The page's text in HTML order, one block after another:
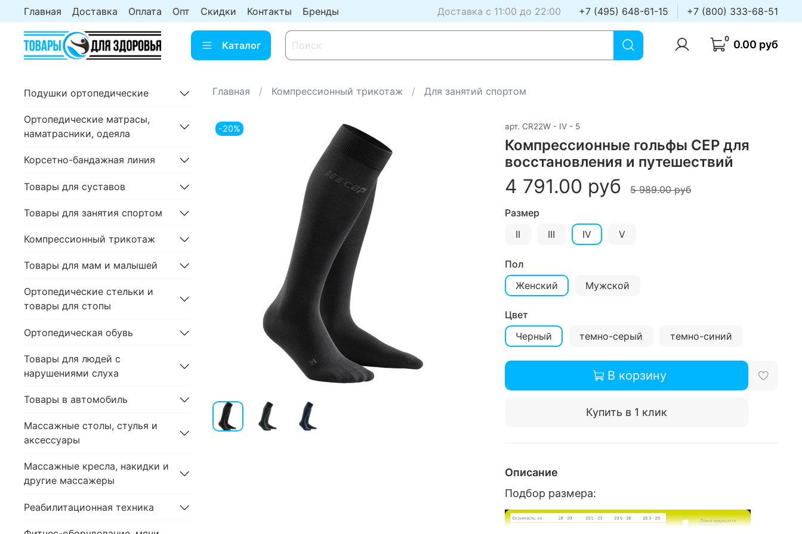
Главная Доставка Оплата Опт Скидки Контакты Бренды Доставка с 11:00 до 22:00 +7 (495) 648-61-15 +7 (800) 333-68-51
Каталог
0 0.00 руб
Главная Компрессионный трикотаж Для занятий спортом
-20% арт. CR22W - IV - 5
Компрессионные гольфы CEP для
восстановления и путешествий
4 791.00 руб
5 989.00 руб
Размер
II
III IV V
Пол
Женский
Мужской
Цвет
Черный
темно-серый темно-синий
В корзину
Купить в 1 клик
Описание
Подбор размера:
Подушки ортопедические
Ортопедические матрасы,
наматрасники, одеяла
Корсетно-бандажная линия
Товары для суставов
Товары для занятия спортом
Компрессионный трикотаж
Товары для мам и малышей
Ортопедические стельки и
товары для стопы
Ортопедическая обувь
Товары для людей с
нарушениями слуха
Товары в автомобиль
Массажные столы, стулья и
аксессуары
Массажные кресла, накидки и
другие массажеры
Реабилитационная техника